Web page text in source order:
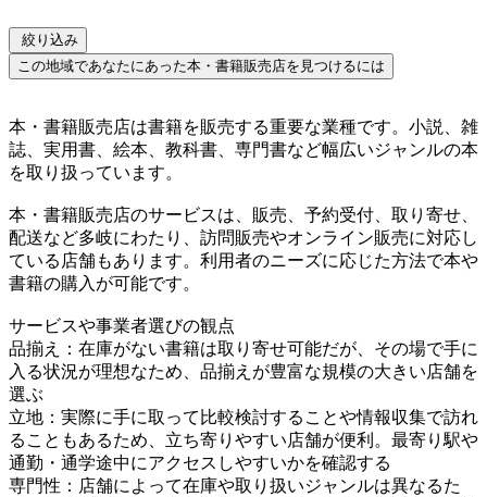
絞り込み
この地域であなたにあった本・書籍販売店を見つけるには
本・書籍販売店は書籍を販売する重要な業種です。小説、雑
誌、実用書、絵本、教科書、専門書など幅広いジャンルの本
を取り扱っています。
本・書籍販売店のサービスは、販売、予約受付、取り寄せ、
配送など多岐にわたり、訪問販売やオンライン販売に対応し
ている店舗もあります。利用者のニーズに応じた方法で本や
書籍の購入が可能です。
サービスや事業者選びの観点
品揃え：在庫がない書籍は取り寄せ可能だが、その場で手に
入る状況が理想なため、品揃えが豊富な規模の大きい店舗を
選ぶ
立地：実際に手に取って比較検討することや情報収集で訪れ
ることもあるため、立ち寄りやすい店舗が便利。最寄り駅や
通勤・通学途中にアクセスしやすいかを確認する
専門性：店舗によって在庫や取り扱いジャンルは異なるた